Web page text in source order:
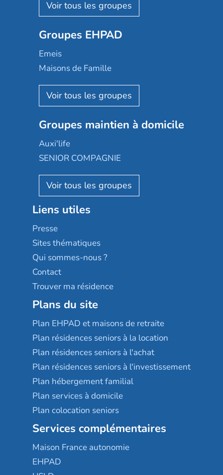
Les Résidentiels
Mobicap
Domusvi
Happy Senior
Aquarelia
Nexity edenea
Les jardins d'Arcadie
Occitalia
Appartseniors
Reseda
Stella management
Les villages d'or
Sérénys
Résidences services Villa Médicis
Groupes EHPAD
Emeis
Maisons de Famille
Korian
Emera
Groupe SOS
Le Noble Âge
Almage
Résidalya
Groupe aplus
Groupes maintien à domicile
Auxi'life
SENIOR COMPAGNIE
AGE D'OR Services
Liens utiles
Presse
Sites thématiques
Qui sommes-nous ?
Contact
Trouver ma résidence
Plans du site
Plan EHPAD et maisons de retraite
Plan résidences seniors à la location
Plan résidences seniors à l'achat
Plan résidences seniors à l'investissement
Plan hébergement familial
Plan services à domicile
Plan colocation seniors
Services complémentaires
Maison France autonomie
EHPAD